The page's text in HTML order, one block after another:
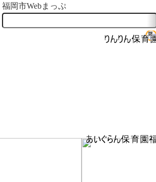
福岡市Webまっぷ